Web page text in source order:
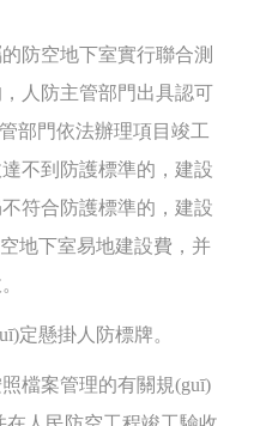
空地下室實行聯合測
的，人防主管部門出具認可
管部門依法辦理項目竣工
不到防護標準的，建設
符合防護標準的，建設
下室易地建設費，并
懸掛人防標牌。
案管理的有關規(guī)